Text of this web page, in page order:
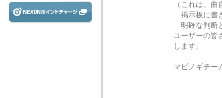
（これは、
掲示板に書
明確な判断
ユーザーの皆
します。
マビノギチー